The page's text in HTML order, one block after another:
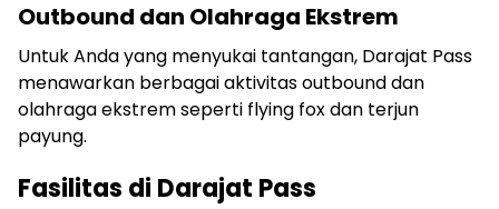
Outbound dan Olahraga Ekstrem
Untuk Anda yang menyukai tantangan, Darajat Pass
menawarkan berbagai aktivitas outbound dan
olahraga ekstrem seperti flying fox dan terjun
payung.
Fasilitas di Darajat Pass